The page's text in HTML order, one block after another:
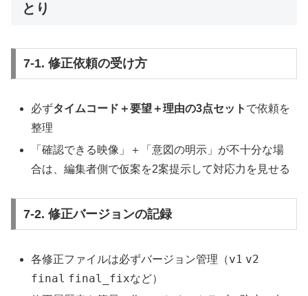
とり
7-1. 修正依頼の受け方
必ずタイムコード＋要望＋理由の3点セット で依頼を
整理
「確認できる映像」＋「意図の明示」が不十分な場
合は、編集者側で仮案を2案提示して対応力を見せる
7-2. 修正バージョンの記録
各修正ファイルは必ずバージョン管理（v1 v2
final final_fixなど）